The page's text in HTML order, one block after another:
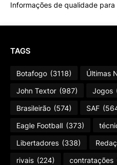
Informações de qualidade
TAGS
Botafogo (3118) Últimas
John Textor (987) Jogos
Brasileirão (574) SAF
Eagle Football (373)
Libertadores (338)
rivais (224) contratações